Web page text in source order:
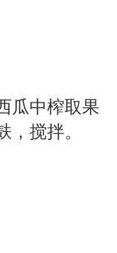
瓜中榨取果
搅拌。